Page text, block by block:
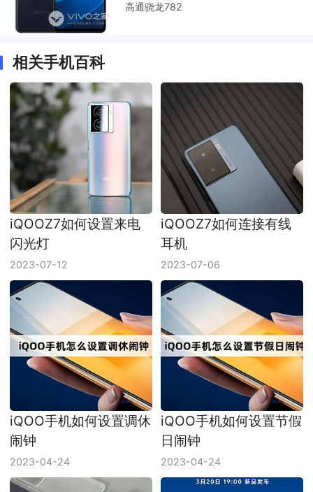
高通骁龙782
相关手机百科
iQOOZ7如何设置来电
闪光灯
2023-07-12
iQOOZ7如何连接有线
耳机
2023-07-06
iQOO手机如何设置调休
闹钟
2023-04-24
iQOO手机如何设置节假
日闹钟
2023-04-24